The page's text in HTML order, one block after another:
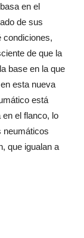
en el
de sus
condiciones,
de que la
base en la que
esta nueva
está
el flanco, lo
neumáticos
que igualan a